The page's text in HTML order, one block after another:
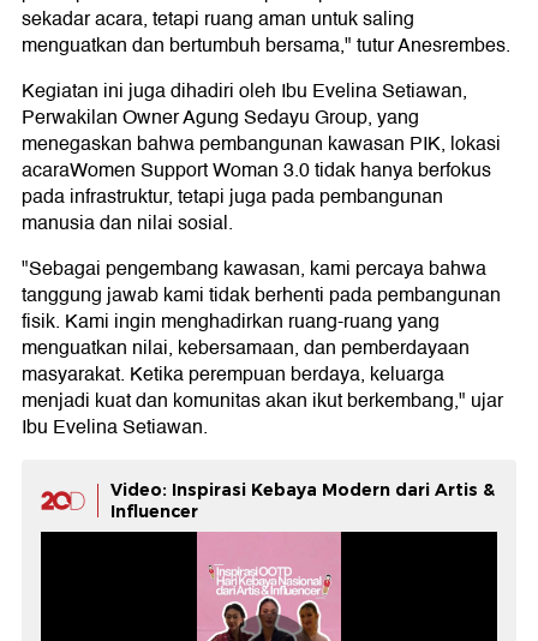
sekadar acara, tetapi ruang aman untuk saling
menguatkan dan bertumbuh bersama," tutur Anesrembes.
Kegiatan ini juga dihadiri oleh Ibu Evelina Setiawan,
Perwakilan Owner Agung Sedayu Group, yang
menegaskan bahwa pembangunan kawasan PIK, lokasi
acaraWomen Support Woman 3.0 tidak hanya berfokus
pada infrastruktur, tetapi juga pada pembangunan
manusia dan nilai sosial.
"Sebagai pengembang kawasan, kami percaya bahwa
tanggung jawab kami tidak berhenti pada pembangunan
fisik. Kami ingin menghadirkan ruang-ruang yang
menguatkan nilai, kebersamaan, dan pemberdayaan
masyarakat. Ketika perempuan berdaya, keluarga
menjadi kuat dan komunitas akan ikut berkembang," ujar
Ibu Evelina Setiawan.
Video: Inspirasi Kebaya Modern dari Artis &
Influencer